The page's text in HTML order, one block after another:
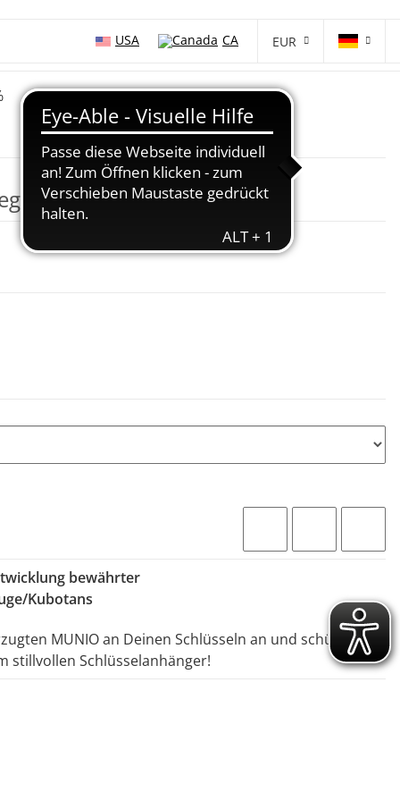
USA
CA EUR
bewährter
Kubotans
MUNIO an Deinen Schlüsseln an und schütze
stillvollen Schlüsselanhänger!